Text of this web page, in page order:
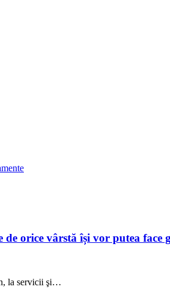
orice vârstă își vor putea face
la servicii şi…